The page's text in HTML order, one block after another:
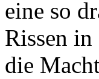
eine so
Rissen
die